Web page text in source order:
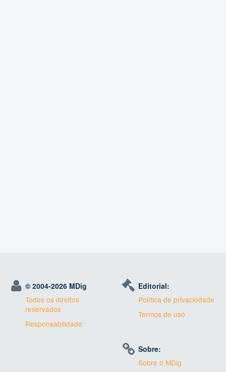
© 2004-2026 MDig
Todos os direitos
reservados
Responsabilidade
Editorial:
Política de privaciodade
Termos de uso
Sobre:
Sobre o MDig